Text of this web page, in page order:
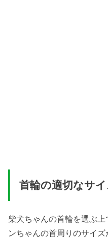
首輪の適切なサ
柴犬ちゃんの首輪を選ぶ
ンちゃんの首周りのサイ